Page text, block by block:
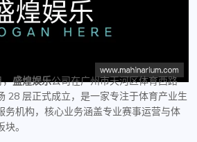
，盛煌娱乐公司在广州市天河区体育西路
28 层正式成立，是一家专注于体育产业生
务机构，核心业务涵盖专业赛事运营与体
。